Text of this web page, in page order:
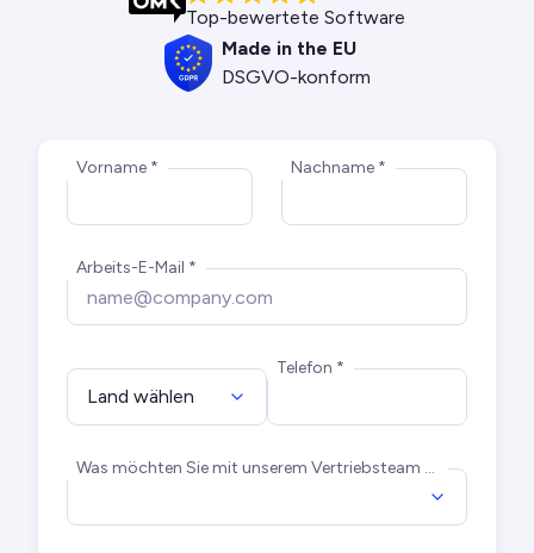
Top-bewertete Software
Made in the EU
DSGVO-konform
Vorname * Nachname *
Arbeits-E-Mail *
Land wählen
Telefon *
Was möchten Sie mit unserem Vertriebsteam besprechen? *